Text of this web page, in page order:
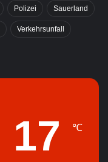
Polizei Sauerland
Verkehrsunfall
17 ℃